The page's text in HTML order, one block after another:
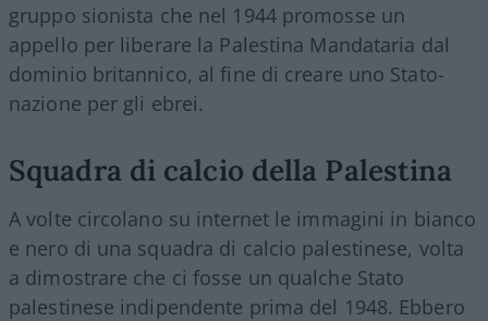
gruppo sionista che nel 1944 promosse un
appello per liberare la Palestina Mandataria dal
dominio britannico, al fine di creare uno Stato-
nazione per gli ebrei.
Squadra di calcio della Palestina
A volte circolano su internet le immagini in bianco
e nero di una squadra di calcio palestinese, volta
a dimostrare che ci fosse un qualche Stato
palestinese indipendente prima del 1948. Ebbero